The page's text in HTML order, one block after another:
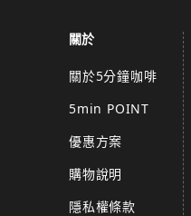
關於
關於5分鐘咖啡
5min POINT
優惠方案
購物說明
隱私權條款